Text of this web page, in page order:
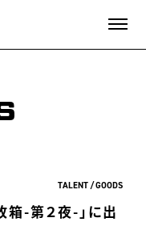
TALENT GOODS
箱-第２夜-」に出